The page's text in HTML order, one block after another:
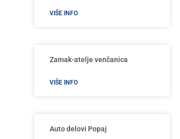
VIŠE INFO
Zamak-atelje venčanica
VIŠE INFO
Auto delovi Popaj